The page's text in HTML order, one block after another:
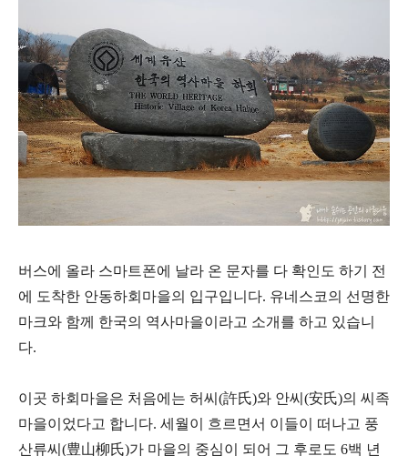
버스에 올라 스마트폰에 날라 온 문자를 다 확인도 하기 전
에 도착한 안동하회마을의 입구입니다. 유네스코의 선명한
마크와 함께 한국의 역사마을이라고 소개를 하고 있습니
다.
이곳 하회마을은 처음에는 허씨(許氏)와 안씨(安氏)의 씨족
마을이었다고 합니다. 세월이 흐르면서 이들이 떠나고 풍
산류씨(豊山柳氏)가 마을의 중심이 되어 그 후로도 6백 년